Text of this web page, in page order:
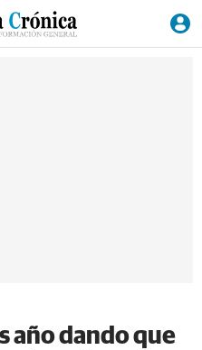
año dando que